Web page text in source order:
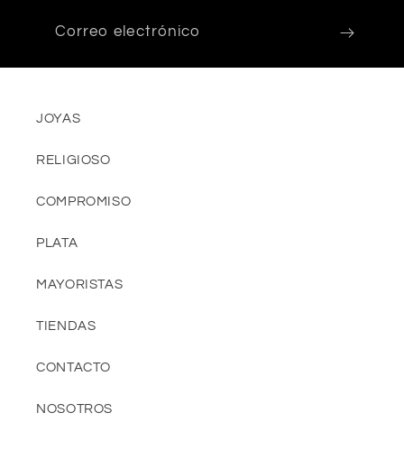
Correo electrónico
JOYAS
RELIGIOSO
COMPROMISO
PLATA
MAYORISTAS
TIENDAS
CONTACTO
NOSOTROS